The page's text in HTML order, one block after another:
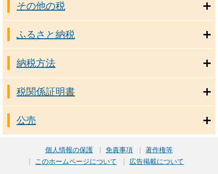
その他の税
ふるさと納税
納税方法
税関係証明書
公売
個人情報の保護 免責事項
著作権等
このホームページについて
広告掲載について